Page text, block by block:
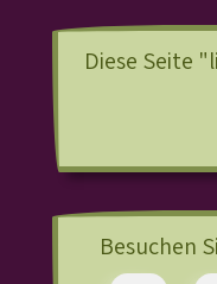
Diese Seite
Besuchen